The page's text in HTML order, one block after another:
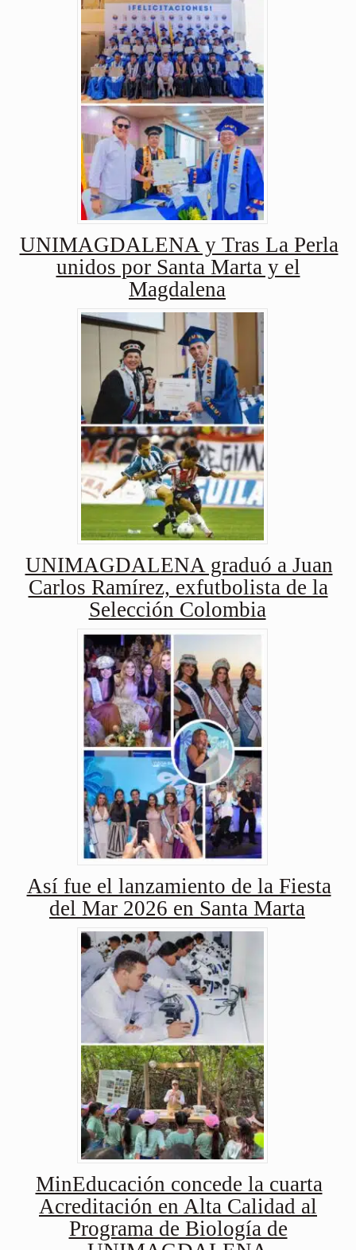
UNIMAGDALENA y Tras La Perla
unidos por Santa Marta y el
Magdalena
UNIMAGDALENA graduó a Juan
Carlos Ramírez, exfutbolista de la
Selección Colombia
Así fue el lanzamiento de la Fiesta
del Mar 2026 en Santa Marta
MinEducación concede la cuarta
Acreditación en Alta Calidad al
Programa de Biología de